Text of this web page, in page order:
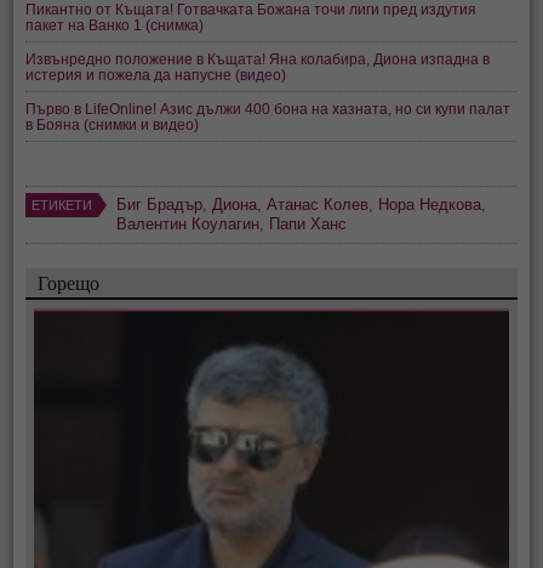
Пикантно от Къщата! Готвачката Божана точи лиги пред издутия
пакет на Ванко 1 (снимка)
Извънредно положение в Къщата! Яна колабира, Диона изпадна в
истерия и пожела да напусне (видео)
Първо в LifeOnline! Азис дължи 400 бона на хазната, но си купи палат
в Бояна (снимки и видео)
ЕТИКЕТИ Биг Брадър,Диона,Атанас Колев, Нора Недкова,
Валентин Коулагин, Папи Ханс
Горещо